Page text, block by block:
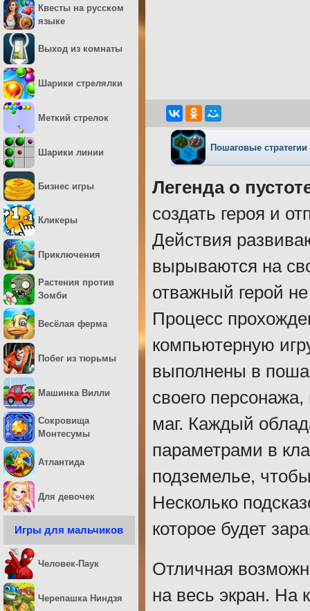
Пошаговые стратегии
Легенда о
создать героя и
Действия
вырываются на
отважный герой
Процесс
компьютерную
выполнены в
своего
маг. Каждый
параметрами в
подземелье,
Несколько
которое будет
Отличная
на весь экран.
Квесты на русском
языке
Выход из комнаты
Шарики стрелялки
Меткий стрелок
Шарики линии
Бизнес игры
Кликеры
Приключения
Растения против
Зомби
Весёлая ферма
Побег из тюрьмы
Машинка Вилли
Сокровища
Монтесумы
Атлантида
Для девочек
Игры для мальчиков
Человек-Паук
Черепашка Ниндзя